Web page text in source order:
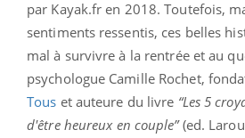
par Kayak.fr en 2018. Toutefois,
sentiments ressentis, ces belles
mal à survivre à la rentrée et au
psychologue Camille Rochet,
Tous et auteure du livre “Les 5
d'être heureux en couple”(ed.